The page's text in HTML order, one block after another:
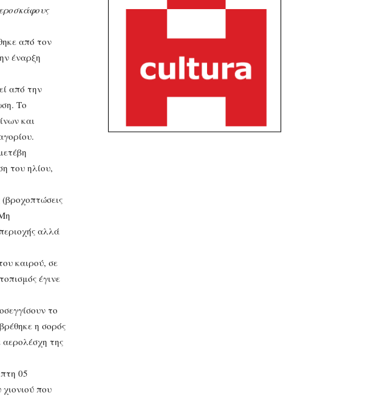
από τον
έναρξη
από την
Το
και
του ηλίου,
(βροχοπτώσεις
αλλά
καιρού, σε
έγινε
το
η σορός
της
05
που